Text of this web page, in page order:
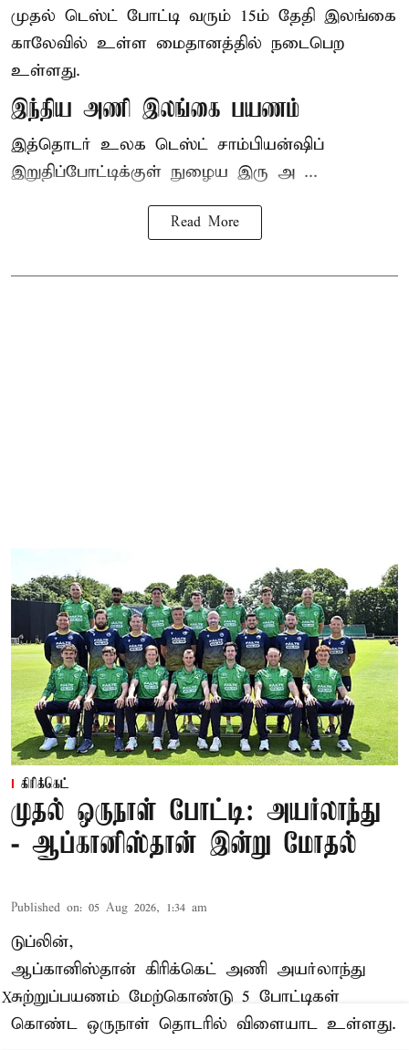
முதல் டெஸ்ட் போட்டி வரும் 15ம் தேதி இலங்கை
காலேவில் உள்ள மைதானத்தில் நடைபெற
உள்ளது.
இந்திய அணி இலங்கை பயணம்
இத்தொடர் உலக டெஸ்ட் சாம்பியன்ஷிப்
இறுதிப்போட்டிக்குள் நுழைய இரு அ ...
Read More
கிரிக்கெட்
முதல் ஒருநாள் போட்டி: அயர்லாந்து
- ஆப்கானிஸ்தான் இன்று மோதல்
Published on: 05 Aug 2026, 1:34 am
டுப்லின்,
ஆப்கானிஸ்தான் கிரிக்கெட் அணி அயர்லாந்து
சுற்றுப்பயணம் மேற்கொண்டு 5 போட்டிகள்
கொண்ட ஒருநாள் தொடரில் விளையாட உள்ளது.
X